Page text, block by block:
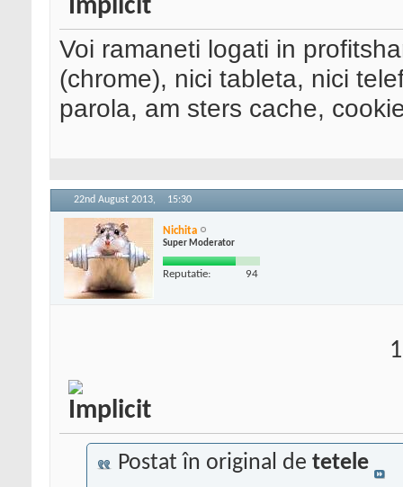
Voi ramaneti logati in
(chrome), nici tableta, nici
parola, am sters cache,
22nd August 2013, 15:30
Nichita
Super Moderator
Reputatie: 94
Postat în original de tetele